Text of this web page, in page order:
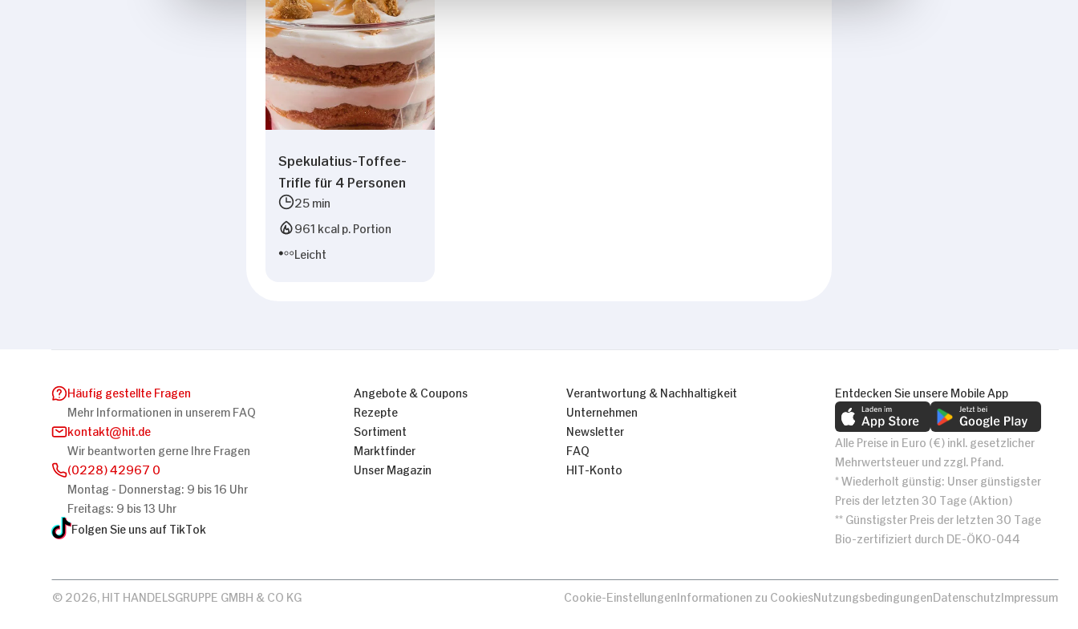
Spekulatius-Toffee-
Trifle für 4 Personen
25 min
961 kcal p. Portion
Leicht
Häufig gestellte Fragen
Mehr Informationen in unserem FAQ
kontakt
hit.de
Wir beantworten gerne Ihre Fragen
(0228) 42967 0
Montag - Donnerstag: 9 bis 16 Uhr
Freitags: 9 bis 13 Uhr
Folgen Sie uns auf TikTok
Angebote & Coupons
Rezepte
Sortiment
Marktfinder
Unser Magazin
Verantwortung & Nachhaltigkeit
Unternehmen
Newsletter
FAQ
HIT-Konto
Entdecken Sie unsere Mobile App
Alle Preise in Euro (€) inkl. gesetzlicher
Mehrwertsteuer und zzgl. Pfand.
* Wiederholt günstig: Unser günstigster
Preis der letzten 30 Tage (Aktion)
** Günstigster Preis der letzten 30 Tage
Bio-zertifiziert durch DE-ÖKO-044
Cookie-EinstellungenInformationen zu CookiesNutzungsbedingungenDatenschutzImpressum
© 2026, HIT HANDELSGRUPPE GMBH & CO KG